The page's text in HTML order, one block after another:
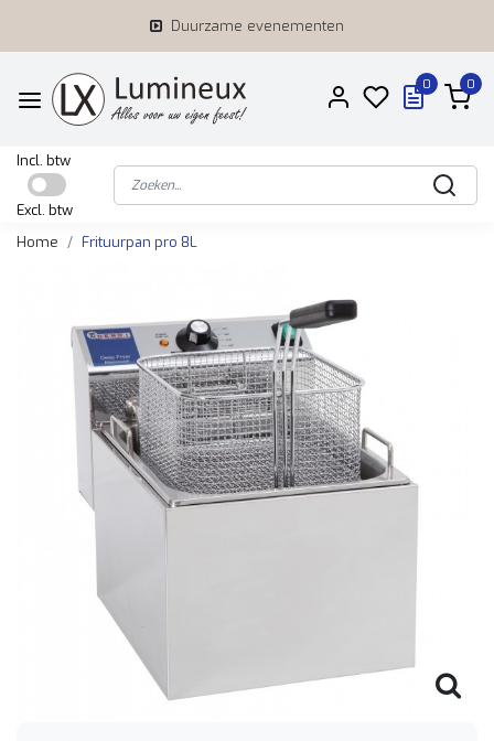
Duurzame evenementen
0 0
Incl. btw
Excl. btw
Home
Frituurpan pro 8L